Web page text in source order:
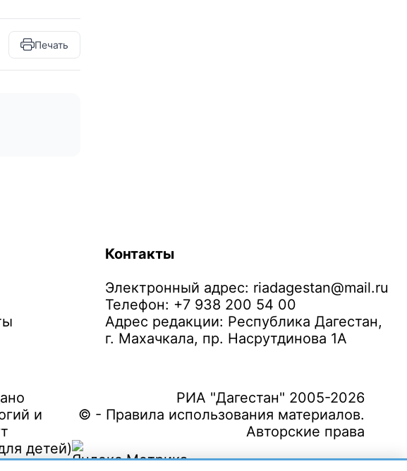
Печать
Контакты
Электронный адрес: riadagestan@mail.ru
Телефон: +7 938 200 54 00
Адрес редакции: Республика Дагестан,
г. Махачкала, пр. Насрутдинова 1А
и
детей)
РИА "Дагестан" 2005-2026
© - Правила использования материалов.
Авторские права